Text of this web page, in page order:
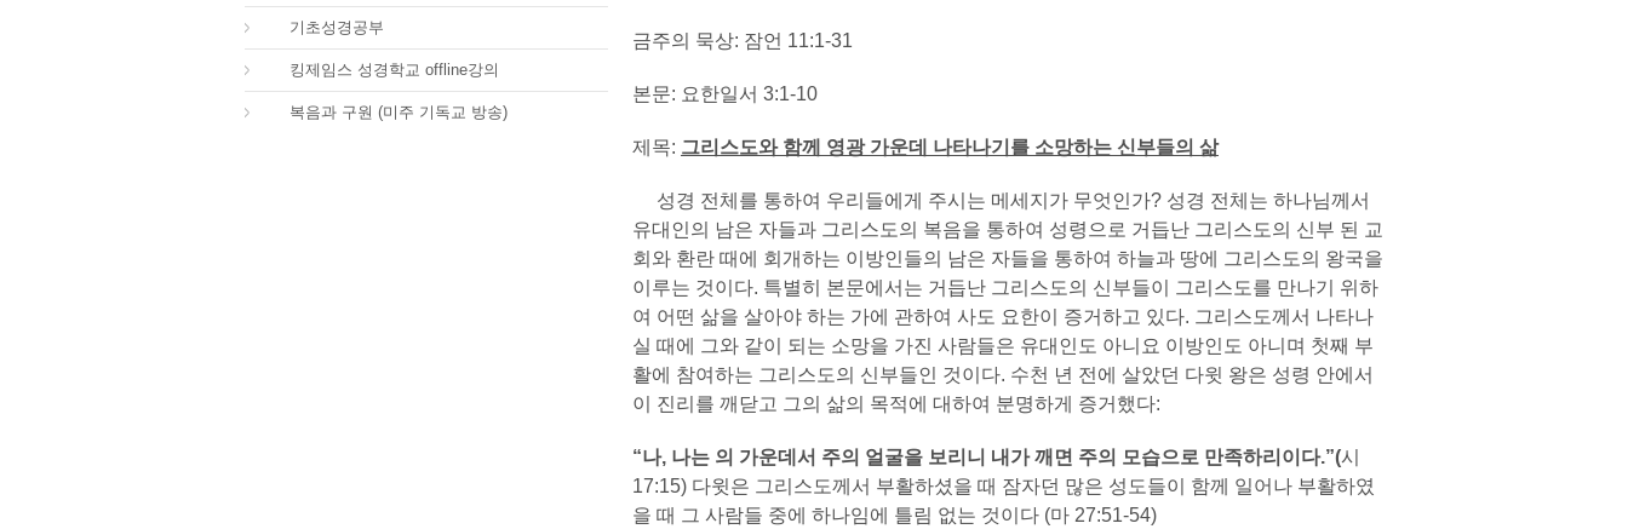
금주의 묵상: 잠언 11:1-31
본문: 요한일서 3:1-10
제목: 그리스도와 함께 영광 가운데 나타나기를 소망하는 신부들의 삶
성경 전체를 통하여 우리들에게 주시는 메세지가 무엇인가? 성경 전체는 하나님께서
유대인의 남은 자들과 그리스도의 복음을 통하여 성령으로 거듭난 그리스도의 신부 된 교
회와 환란 때에 회개하는 이방인들의 남은 자들을 통하여 하늘과 땅에 그리스도의 왕국을
이루는 것이다. 특별히 본문에서는 거듭난 그리스도의 신부들이 그리스도를 만나기 위하
여 어떤 삶을 살아야 하는 가에 관하여 사도 요한이 증거하고 있다. 그리스도께서 나타나
실 때에 그와 같이 되는 소망을 가진 사람들은 유대인도 아니요 이방인도 아니며 첫째 부
활에 참여하는 그리스도의 신부들인 것이다. 수천 년 전에 살았던 다윗 왕은 성령 안에서
이 진리를 깨닫고 그의 삶의 목적에 대하여 분명하게 증거했다:
“나, 나는 의 가운데서 주의 얼굴을 보리니 내가 깨면 주의 모습으로 만족하리이다.”(시
17:15) 다윗은 그리스도께서 부활하셨을 때 잠자던 많은 성도들이 함께 일어나 부활하였
을 때 그 사람들 중에 하나임에 틀림 없는 것이다 (마 27:51-54)
기초성경공부
킹제임스 성경학교 offline강의
복음과 구원 (미주 기독교 방송)